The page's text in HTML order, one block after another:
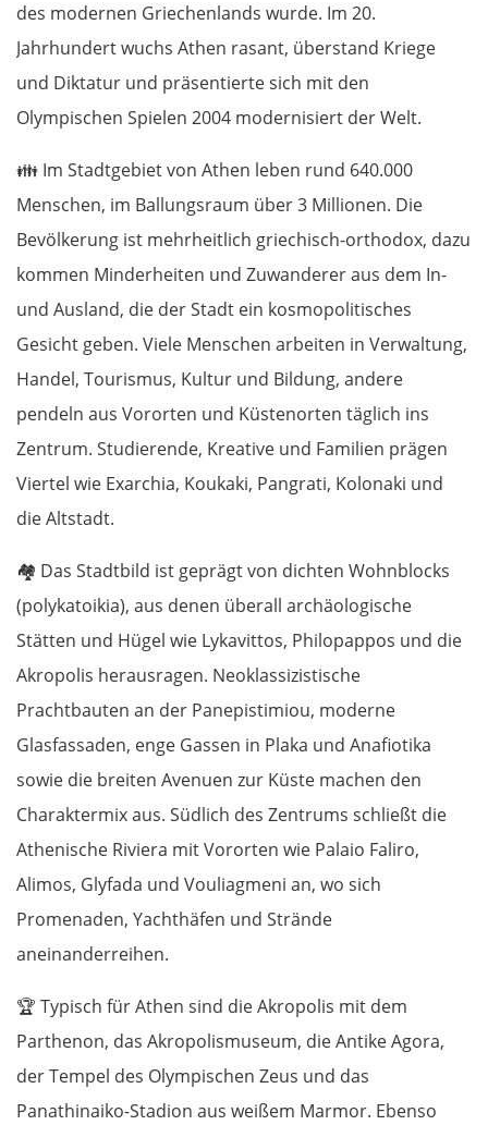
des modernen Griechenlands wurde. Im 20.
Jahrhundert wuchs Athen rasant, überstand Kriege
und Diktatur und präsentierte sich mit den
Olympischen Spielen 2004 modernisiert der Welt.
👪 Im Stadtgebiet von Athen leben rund 640.000
Menschen, im Ballungsraum über 3 Millionen. Die
Bevölkerung ist mehrheitlich griechisch-orthodox, dazu
kommen Minderheiten und Zuwanderer aus dem In-
und Ausland, die der Stadt ein kosmopolitisches
Gesicht geben. Viele Menschen arbeiten in Verwaltung,
Handel, Tourismus, Kultur und Bildung, andere
pendeln aus Vororten und Küstenorten täglich ins
Zentrum. Studierende, Kreative und Familien prägen
Viertel wie Exarchia, Koukaki, Pangrati, Kolonaki und
die Altstadt.
🏘️ Das Stadtbild ist geprägt von dichten Wohnblocks
(polykatoikia), aus denen überall archäologische
Stätten und Hügel wie Lykavittos, Philopappos und die
Akropolis herausragen. Neoklassizistische
Prachtbauten an der Panepistimiou, moderne
Glasfassaden, enge Gassen in Plaka und Anafiotika
sowie die breiten Avenuen zur Küste machen den
Charaktermix aus. Südlich des Zentrums schließt die
Athenische Riviera mit Vororten wie Palaio Faliro,
Alimos, Glyfada und Vouliagmeni an, wo sich
Promenaden, Yachthäfen und Strände
aneinanderreihen.
🏆 Typisch für Athen sind die Akropolis mit dem
Parthenon, das Akropolismuseum, die Antike Agora,
der Tempel des Olympischen Zeus und das
Panathinaiko-Stadion aus weißem Marmor. Ebenso